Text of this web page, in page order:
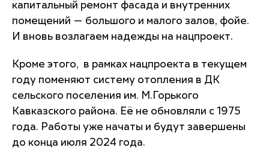
капитальный ремонт фасада и внутренних
помещений — большого и малого залов, фойе.
И вновь возлагаем надежды на нацпроект.
Кроме этого, в рамках нацпроекта в текущем
году поменяют систему отопления в ДК
сельского поселения им. М.Горького
Кавказского района. Её не обновляли с 1975
года. Работы уже начаты и будут завершены
до конца июля 2024 года.